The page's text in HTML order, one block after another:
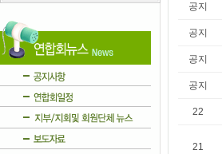
공지
공지
공지
공지
22
21